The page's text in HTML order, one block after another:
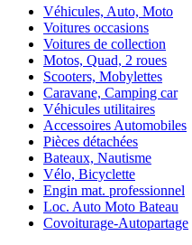
Véhicules, Auto, Moto
Voitures occasions
Voitures de collection
Motos, Quad, 2 roues
Scooters, Mobylettes
Caravane, Camping car
Véhicules utilitaires
Accessoires Automobiles
Pièces détachées
Bateaux, Nautisme
Vélo, Bicyclette
Engin mat. professionnel
Loc. Auto Moto Bateau
Covoiturage-Autopartage